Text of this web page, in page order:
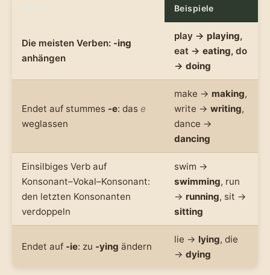
Beispiele
Die meisten Verben: -ing
anhängen
play → playing,
eat → eating, do
→ doing
Endet auf stummes -e: das e
weglassen
make → making,
write → writing,
dance →
dancing
Einsilbiges Verb auf
Konsonant–Vokal–Konsonant:
den letzten Konsonanten
verdoppeln
swim →
swimming, run
→ running, sit →
sitting
Endet auf -ie: zu -ying ändern
lie → lying, die
→ dying